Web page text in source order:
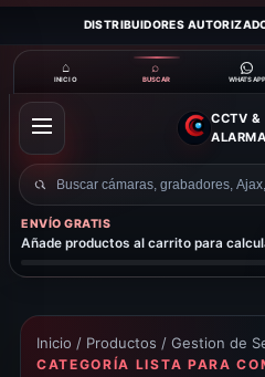
DISTRIBUIDORES
⌂
INICIO
⌕
BUSCAR WHATSAPP
ABRIR
MENÚ
CCTV &
Buscar
productos
ENVÍO GRATIS
Añade productos al carrito para
Inicio / Productos / Gestion de
CATEGORÍA LISTA PARA